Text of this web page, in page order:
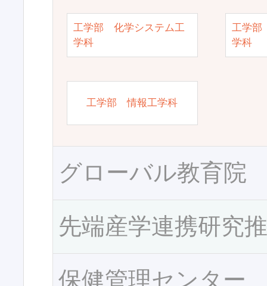
工学部 化学システム工
学科
工学部
学科
工学部 情報工学科
グローバル教育院
先端産学連携研究
保健管理センター